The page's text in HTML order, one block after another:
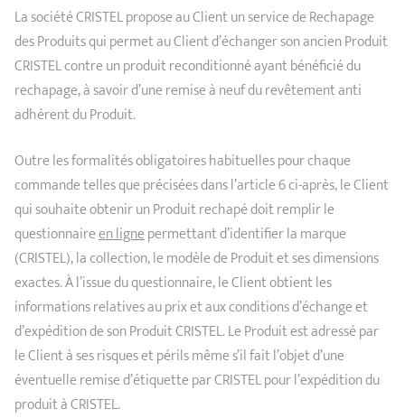
La société CRISTEL propose au Client un service de Rechapage
des Produits qui permet au Client d’échanger son ancien Produit
CRISTEL contre un produit reconditionné ayant bénéficié du
rechapage, à savoir d’une remise à neuf du revêtement anti
adhérent du Produit.
Outre les formalités obligatoires habituelles pour chaque
commande telles que précisées dans l’article 6 ci-après, le Client
qui souhaite obtenir un Produit rechapé doit remplir le
questionnaireen lignepermettant d’identifier la marque
(CRISTEL), la collection, le modèle de Produit et ses dimensions
exactes. À l’issue du questionnaire, le Client obtient les
informations relatives au prix et aux conditions d’échange et
d’expédition de son Produit CRISTEL. Le Produit est adressé par
le Client à ses risques et périls même s’il fait l’objet d’une
éventuelle remise d’étiquette par CRISTEL pour l’expédition du
produit à CRISTEL.